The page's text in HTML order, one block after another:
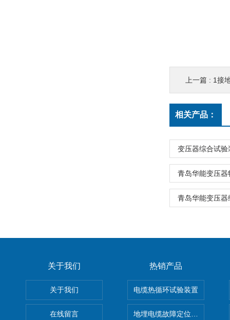
上一篇 : 1接
相关产品：
变压器综合试
青岛华能变压
青岛华能变压
关于我们
关于我们
在线留言
热销产品
电缆热循环试验装置
地埋电缆故障定位仪 地下电